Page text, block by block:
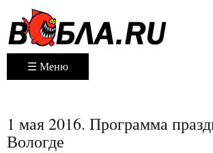
☰ Меню
1 мая 2016. Программа
Вологде